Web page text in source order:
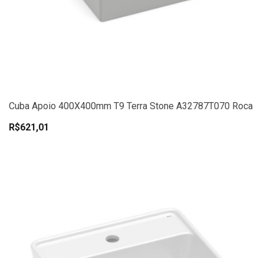
Cuba Apoio 400X400mm T9 Terra Stone A32787T070 Roca
R$621,01